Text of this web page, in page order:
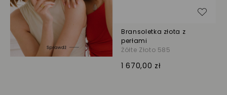
Bransoletka złota z
perłami
Żółte Złoto 585
1 670,00 zł